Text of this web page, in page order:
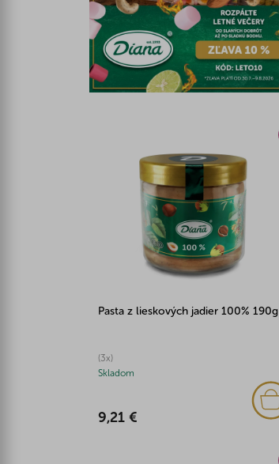
Pasta z lieskových jadier 100% 190g
(3x)
Skladom
9,21 €